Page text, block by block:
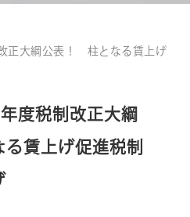
正大綱公表！ 柱となる賃上げ
度税制改正大綱
賃上げ促進税制